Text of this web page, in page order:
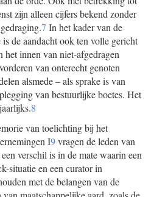
zijn alleen cijfers bekend zonder
7 In het kader van de
de aandacht ook ten volle gericht
innen van niet-afgedragen
van onterecht genoten
alsmede – als sprake is van
van bestuurlijke boetes. Het
8
van toelichting bij het
I9vragen de leden van
verschil is in de mate waarin een
situatie en een curator in
met de belangen van de